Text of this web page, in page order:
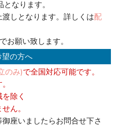
なります。
しとなります。詳しくは配
お願い致します。
の方へ
のみ)で全国対応可能です。
除く
ん。
座いましたらお問合せ下さ